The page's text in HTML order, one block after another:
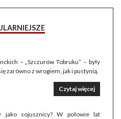
– „Szczurów Tobruku” – były
zarówno z wrogiem, jak i pustynią.
Czytaj więcej
jako sojusznicy? W połowie lat